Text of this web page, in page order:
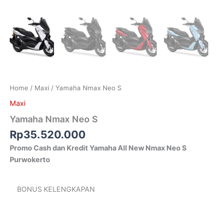
Home / Maxi / Yamaha Nmax Neo S
Maxi
Yamaha Nmax Neo S
Rp35.520.000
Promo Cash dan Kredit Yamaha All New Nmax Neo S
Purwokerto
BONUS KELENGKAPAN